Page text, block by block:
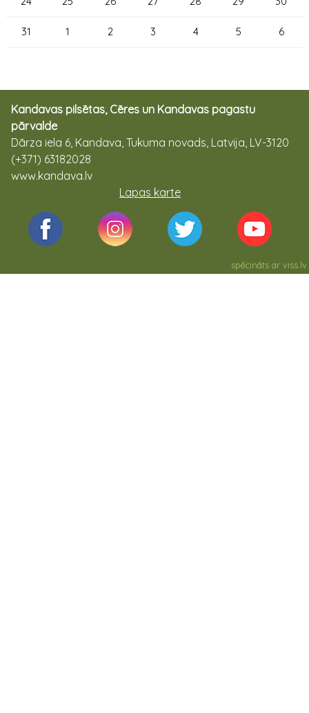
31 1 2 3 4 5 6
Kandavas pilsētas, Cēres un Kandavas pagastu
pārvalde
Dārza iela 6, Kandava, Tukuma novads, Latvija, LV-3120
(+371) 63182028
www.kandava.lv
Lapas karte
spēcināts arviss.lv